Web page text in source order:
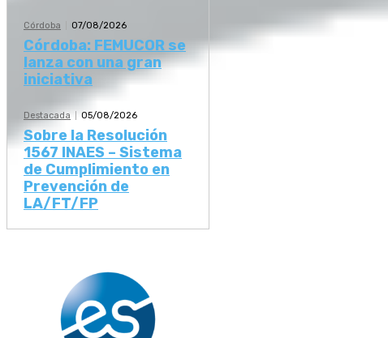
Córdoba 07/08/2026
Córdoba: FEMUCOR se
lanza con una gran
iniciativa
Destacada 05/08/2026
Sobre la Resolución
1567 INAES – Sistema
de Cumplimiento en
Prevención de
LA/FT/FP